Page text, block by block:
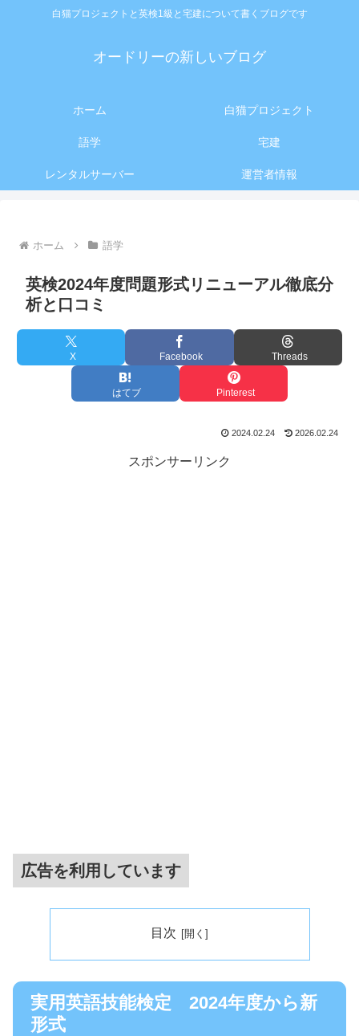
白猫プロジェクトと英検1級と宅建について書くブログです
オードリーの新しいブログ
ホーム 白猫プロジェクト
語学 宅建
レンタルサーバー 運営者情報
ホーム 語学
英検2024年度問題形式リニューアル徹底分
析と口コミ
X Facebook Threads
はてブ Pinterest
2024.02.24 2026.02.24
スポンサーリンク
広告を利用しています
目次
実用英語技能検定 2024年度から新
形式